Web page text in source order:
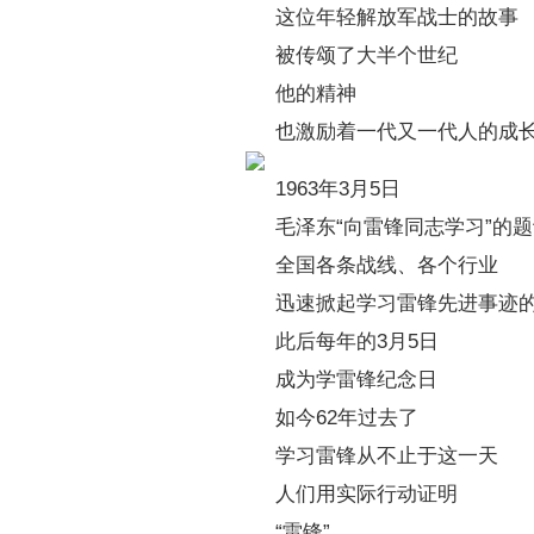
这位年轻解放军战士的故事
被传颂了大半个世纪
他的精神
也激励着一代又一代人的成
1963年3月5日
毛泽东“向雷锋同志学习”的
全国各条战线、各个行业
迅速掀起学习雷锋先进事迹
此后每年的3月5日
成为学雷锋纪念日
如今62年过去了
学习雷锋从不止于这一天
人们用实际行动证明